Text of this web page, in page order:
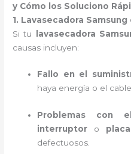
y Cómo los Soluciono
1. Lavasecadora
Si tu lavasecadora
causas incluyen:
Fallo en el
haya energía o el
Problemas con
interruptor o
defectuosos.